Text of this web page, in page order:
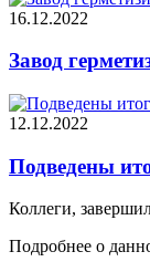
16.12.2022
Завод
12.12.2022
Подведены
Коллеги,
Подробнее о